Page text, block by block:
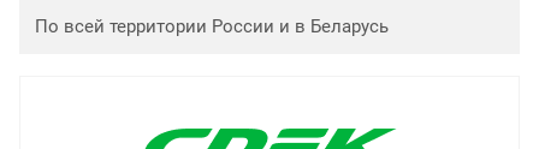
По всей территории России и в Беларусь